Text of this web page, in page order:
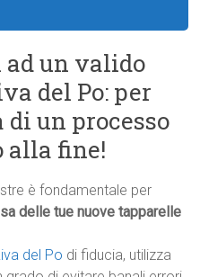
un valido
del Po: per
un processo
alla fine!
è fondamentale per
delle tue nuove tapparelle
del Po di fiducia, utilizza